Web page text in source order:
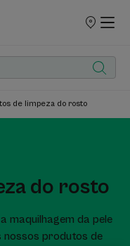
PONTOS
de limpeza do rosto
do rosto
maquilhagem da pele
produtos de